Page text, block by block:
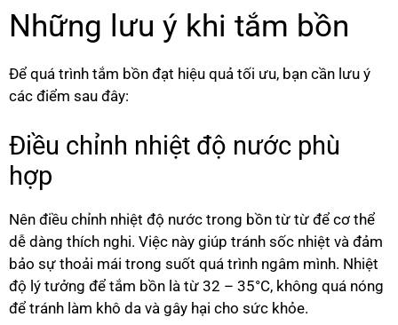
Những lưu ý khi tắm bồn
Để quá trình tắm bồn đạt hiệu quả tối ưu, bạn cần lưu ý
các điểm sau đây:
Điều chỉnh nhiệt độ nước phù
hợp
Nên điều chỉnh nhiệt độ nước trong bồn từ từ để cơ thể
dễ dàng thích nghi. Việc này giúp tránh sốc nhiệt và đảm
bảo sự thoải mái trong suốt quá trình ngâm mình. Nhiệt
độ lý tưởng để tắm bồn là từ 32 – 35°C, không quá nóng
để tránh làm khô da và gây hại cho sức khỏe.